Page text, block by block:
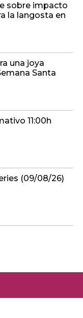
sobre impacto
la langosta en
una joya
Santa
11:00h
(09/08/26)